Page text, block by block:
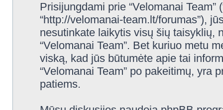
Prisijungdami prie “Velomanai Team”
“http://velomanai-team.lt/forumas”),
nesutinkate laikytis visų šių taisyklių,
“Velomanai Team”. Bet kuriuo metu
viską, kad jūs būtumėte apie tai
“Velomanai Team” po pakeitimų, yra
patiems.